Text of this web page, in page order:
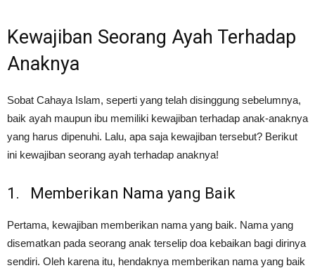
Kewajiban Seorang Ayah Terhadap
Anaknya
Sobat Cahaya Islam, seperti yang telah disinggung sebelumnya,
baik ayah maupun ibu memiliki kewajiban terhadap anak-anaknya
yang harus dipenuhi. Lalu, apa saja kewajiban tersebut? Berikut
ini kewajiban seorang ayah terhadap anaknya!
1. Memberikan Nama yang Baik
Pertama, kewajiban memberikan nama yang baik. Nama yang
disematkan pada seorang anak terselip doa kebaikan bagi dirinya
sendiri. Oleh karena itu, hendaknya memberikan nama yang baik